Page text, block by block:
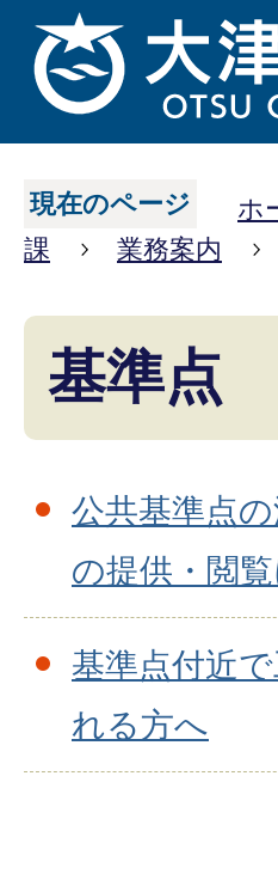
現在のページ ホ
課
業務案内
基準点
公共基準点
の提供・閲
基準点付近
れる方へ